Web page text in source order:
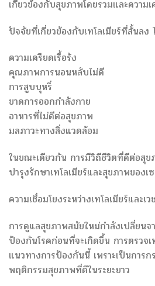
เกี่ยวข้องกับสุขภาพโดยรวมและความ
ปัจจัยที่เกี่ยวข้องกับเทโลเมียร์ที่สั้นลง
ความเครียดเรื้อรัง
คุณภาพการนอนหลับไม่ดี
การสูบบุหรี่
ขาดการออกกำลังกาย
อาหารที่ไม่ดีต่อสุขภาพ
มลภาวะทางสิ่งแวดล้อม
ในขณะเดียวกัน การมีวิถีชีวิตที่ดีต่อสุข
บำรุงรักษาเทโลเมียร์และสุขภาพของเ
ความเชื่อมโยงระหว่างเทโลเมียร์และ
การดูแลสุขภาพสมัยใหม่กำลังเปลี่ยนจ
ป้องกันโรคก่อนที่จะเกิดขึ้น การตรวจเ
แนวทางการป้องกันนี้ เพราะเป็นการ
พฤติกรรมสุขภาพที่ดีในระยะยาว